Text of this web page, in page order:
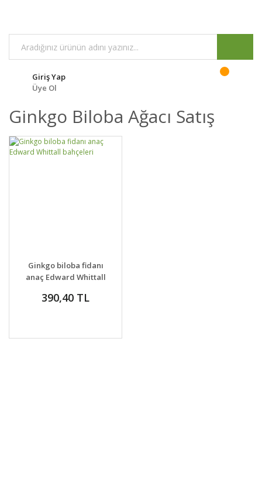
Giriş Yap
Üye Ol
Ginkgo Biloba Ağacı Satış
DETAYLAR
VER
Ginkgo biloba fidanı
anaç Edward Whittall
390,40 TL